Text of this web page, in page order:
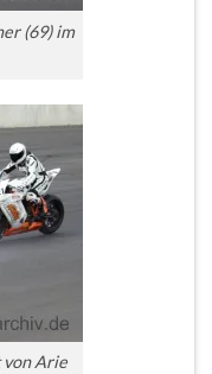
(69) im
von Arie